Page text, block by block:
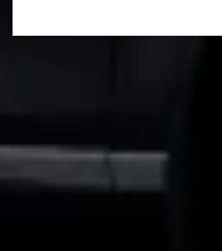
Vorgängermodelle
Magazin